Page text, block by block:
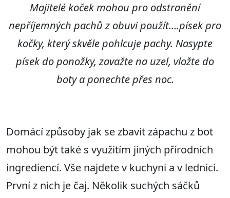
Majitelé koček mohou pro odstranění
nepříjemných pachů z obuvi použít….písek pro
kočky, který skvěle pohlcuje pachy. Nasypte
písek do ponožky, zavažte na uzel, vložte do
boty a ponechte přes noc.
Domácí způsoby jak se zbavit zápachu z bot
mohou být také s využitím jiných přírodních
ingrediencí. Vše najdete v kuchyni a v lednici.
První z nich je čaj. Několik suchých sáčků